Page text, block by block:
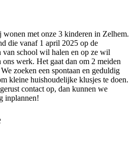
met onze 3 kinderen in Zelhem.
die vanaf 1 april 2025 op de
van school wil halen en op ze wil
werk. Het gaat dan om 2 meiden
zoeken een spontaan en geduldig
kleine huishoudelijke klusjes te doen.
contact op, dan kunnen we
inplannen!